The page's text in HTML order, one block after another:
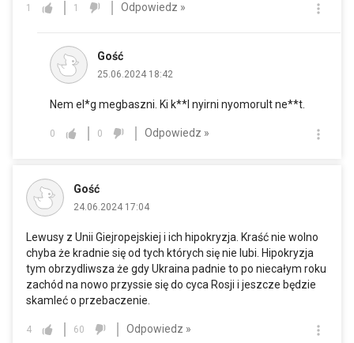
1 1 Odpowiedz »
Gość
25.06.2024 18:42
Nem el*g megbaszni. Ki k**l nyirni nyomorult ne**t.
0 0 Odpowiedz »
Gość
24.06.2024 17:04
Lewusy z Unii Giejropejskiej i ich hipokryzja. Kraść nie wolno
chyba że kradnie się od tych których się nie lubi. Hipokryzja
tym obrzydliwsza że gdy Ukraina padnie to po niecałym roku
zachód na nowo przyssie się do cyca Rosji i jeszcze będzie
skamleć o przebaczenie.
4 60 Odpowiedz »